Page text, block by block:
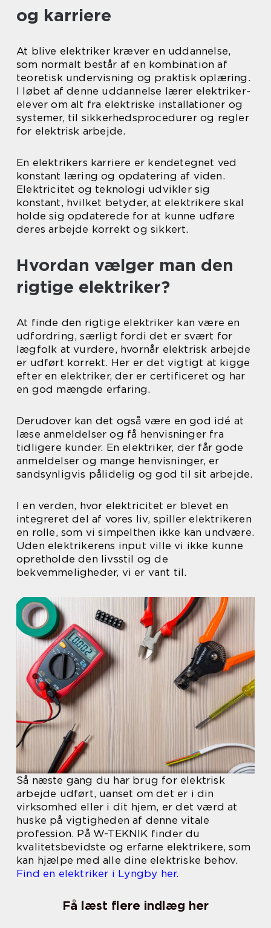
og karriere
At blive elektriker kræver en uddannelse,
som normalt består af en kombination af
teoretisk undervisning og praktisk oplæring.
I løbet af denne uddannelse lærer elektriker-
elever om alt fra elektriske installationer og
systemer, til sikkerhedsprocedurer og regler
for elektrisk arbejde.
En elektrikers karriere er kendetegnet ved
konstant læring og opdatering af viden.
Elektricitet og teknologi udvikler sig
konstant, hvilket betyder, at elektrikere skal
holde sig opdaterede for at kunne udføre
deres arbejde korrekt og sikkert.
Hvordan vælger man den
rigtige elektriker?
At finde den rigtige elektriker kan være en
udfordring, særligt fordi det er svært for
lægfolk at vurdere, hvornår elektrisk arbejde
er udført korrekt. Her er det vigtigt at kigge
efter en elektriker, der er certificeret og har
en god mængde erfaring.
Derudover kan det også være en god idé at
læse anmeldelser og få henvisninger fra
tidligere kunder. En elektriker, der får gode
anmeldelser og mange henvisninger, er
sandsynligvis pålidelig og god til sit arbejde.
I en verden, hvor elektricitet er blevet en
integreret del af vores liv, spiller elektrikeren
en rolle, som vi simpelthen ikke kan undvære.
Uden elektrikerens input ville vi ikke kunne
opretholde den livsstil og de
bekvemmeligheder, vi er vant til.
Så næste gang du har brug for elektrisk
arbejde udført, uanset om det er i din
virksomhed eller i dit hjem, er det værd at
huske på vigtigheden af denne vitale
profession. På W-TEKNIK finder du
kvalitetsbevidste og erfarne elektrikere, som
kan hjælpe med alle dine elektriske behov.
Find en elektriker i Lyngby her.
Få læst flere indlæg her